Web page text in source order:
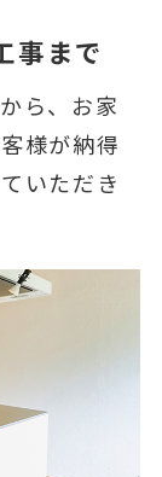
事まで
ら、お家
様が納得
いただき